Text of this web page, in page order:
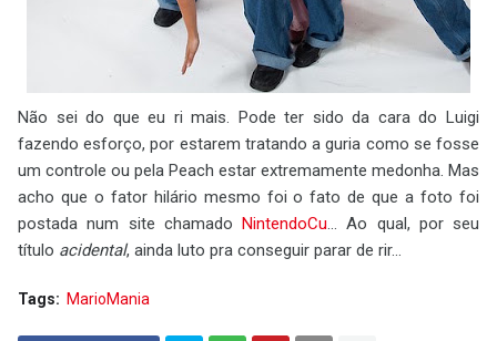
Não sei do que eu ri mais. Pode ter sido da cara do Luigi
fazendo esforço, por estarem tratando a guria como se fosse
um controle ou pela Peach estar extremamente medonha. Mas
acho que o fator hilário mesmo foi o fato de que a foto foi
postada num site chamado NintendoCu... Ao qual, por seu
título acidental, ainda luto pra conseguir parar de rir...
Tags: MarioMania